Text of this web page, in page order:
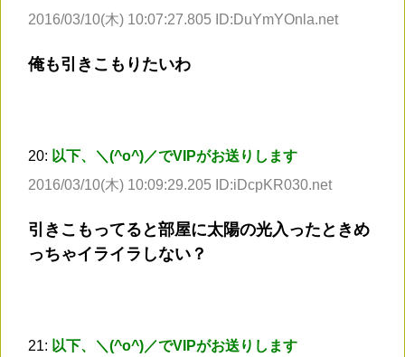
2016/03/10(木) 10:07:27.805 ID:DuYmYOnla.net
俺も引きこもりたいわ
20: 以下、＼(^o^)／でVIPがお送りします
2016/03/10(木) 10:09:29.205 ID:iDcpKR030.net
引きこもってると部屋に太陽の光入ったときめ
っちゃイライラしない？
21: 以下、＼(^o^)／でVIPがお送りします